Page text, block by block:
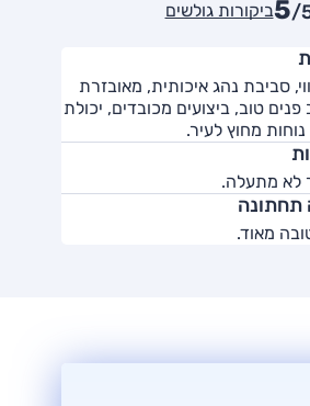
5/ ביקורות גולשים
סביבת נהג איכותית, מאובזרת
טוב, ביצועים מכובדים, יכולת
מחוץ לעיר.
לא מתעלה.
מאוד.